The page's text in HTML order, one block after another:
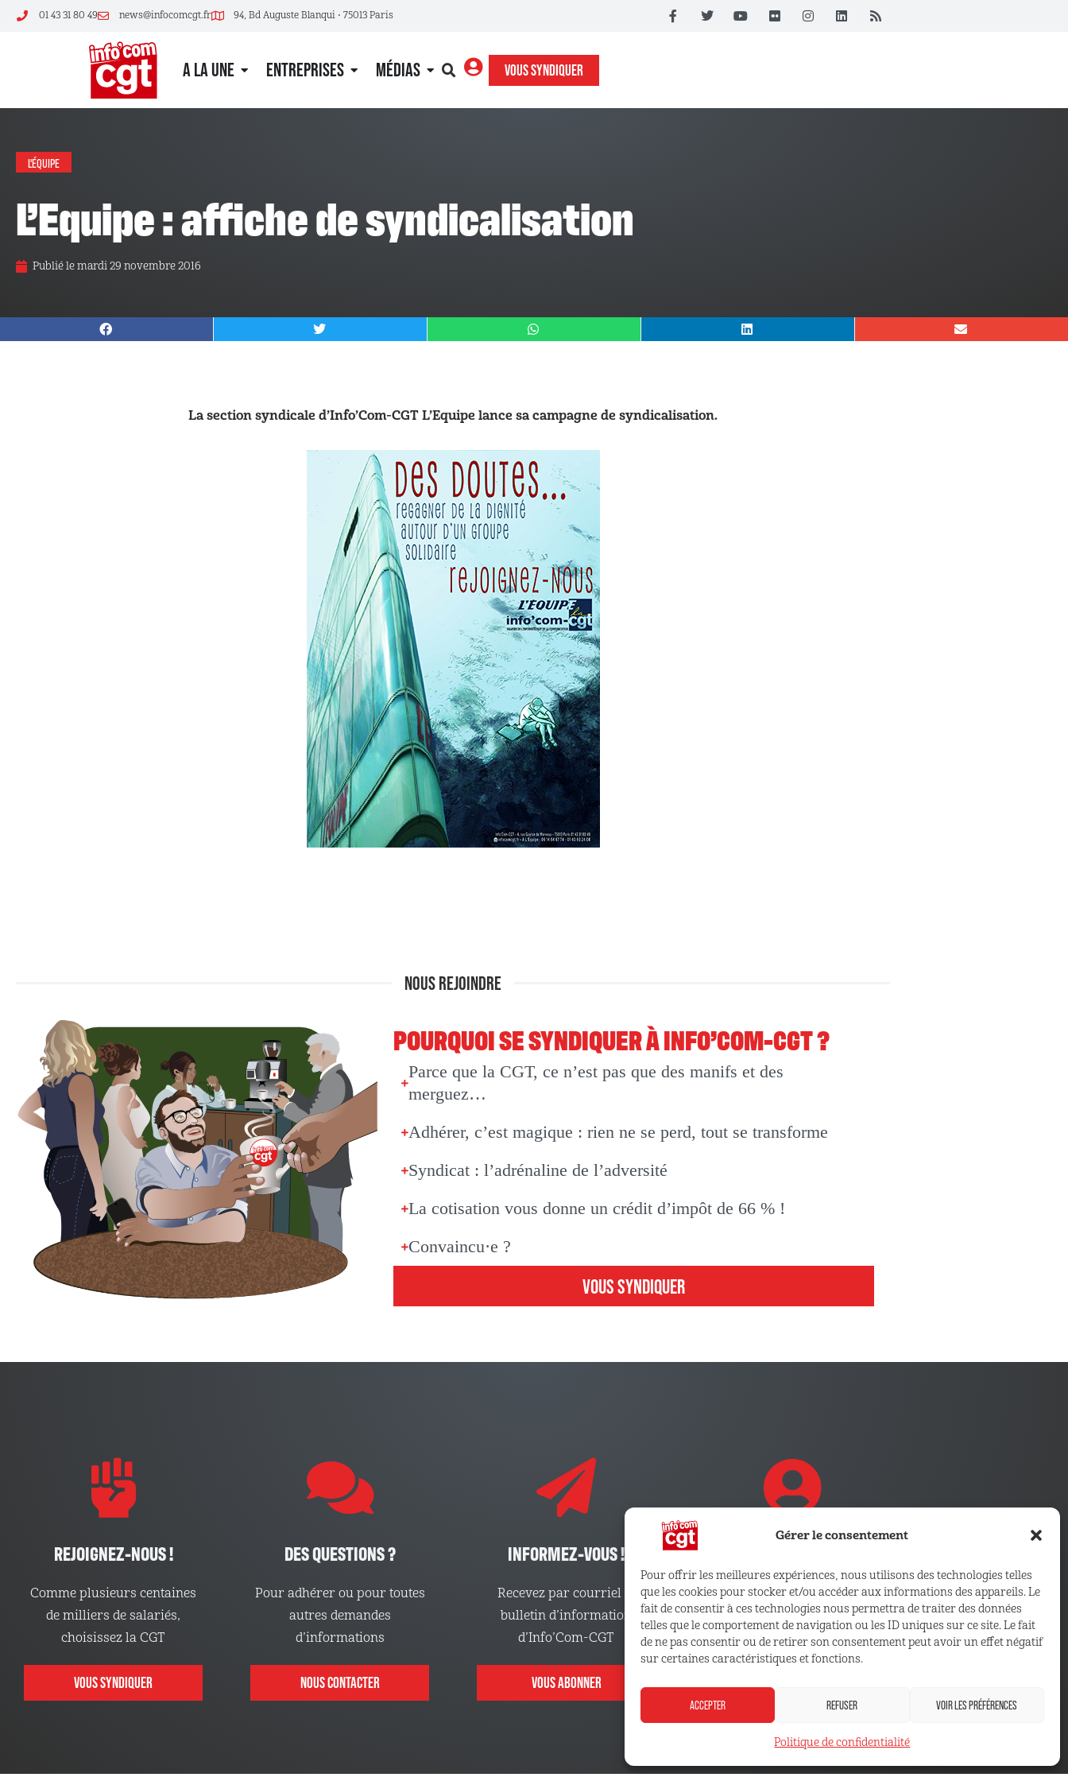
Gérer le consentement
Pour offrir les meilleures expériences, nous utilisons des technologies telles
que les cookies pour stocker et/ou accéder aux informations des appareils. Le
fait de consentir à ces technologies nous permettra de traiter des données
telles que le comportement de navigation ou les ID uniques sur ce site. Le fait
de ne pas consentir ou de retirer son consentement peut avoir un effet négatif
sur certaines caractéristiques et fonctions.
ACCEPTER REFUSER VOIR LES PRÉFÉRENCES
Politique de confidentialité
01 43 31 80 49 news@infocomcgt.fr 94, Bd Auguste Blanqui • 75013 Paris
A LA UNE ENTREPRISES MÉDIAS VOUS SYNDIQUER
L'ÉQUIPE
L’Equipe : affiche de syndicalisation
Publié lemardi 29 novembre 2016
La section syndicale d’Info’Com-CGT L’Equipe lance sa campagne de syndicalisation.
NOUS REJOINDRE
POURQUOI SE SYNDIQUER À INFO’COM-CGT ?
Parce que la CGT, ce n’est pas que des manifs et des
merguez…
Adhérer, c’est magique : rien ne se perd, tout se transforme
Syndicat : l’adrénaline de l’adversité
La cotisation vous donne un crédit d’impôt de 66 % !
Convaincu·e ?
VOUS SYNDIQUER
REJOIGNEZ-NOUS !
Comme plusieurs centaines
de milliers de salariés,
choisissez la CGT
VOUS SYNDIQUER
DES QUESTIONS ?
Pour adhérer ou pour toutes
autres demandes
d’informations
NOUS CONTACTER
INFORMEZ-VOUS !
Recevez par courriel le
bulletin d’information
d’Info’Com-CGT
VOUS ABONNER
Retrouvez les outils, infos et
services qui vous sont
réservés